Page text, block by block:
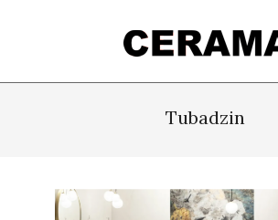
Cerama.sk
Tubadzin